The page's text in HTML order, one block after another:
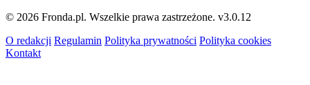
© 2026 Fronda.pl. Wszelkie prawa zastrzeżone. v3.0.12
O redakcji Regulamin Polityka prywatności Polityka cookies
Kontakt